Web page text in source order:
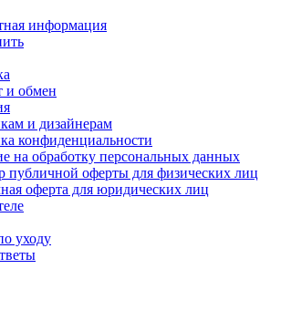
информация
и обмен
и дизайнерам
конфиденциальности
на обработку персональных данных
публичной оферты для физических лиц
оферта для юридических лиц
уходу